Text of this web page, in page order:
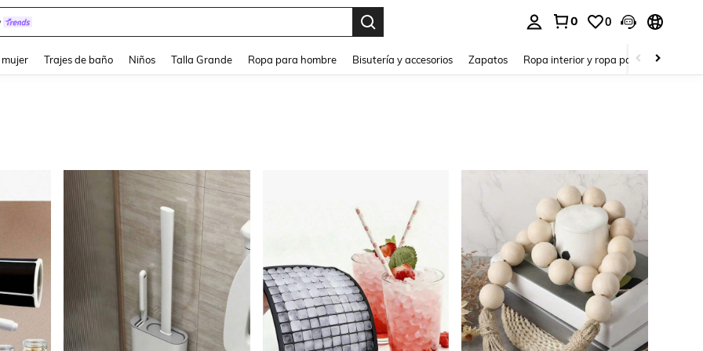
0 0
mujer Trajes de baño Niños Talla Grande Ropa para hombre Bisutería y accesorios Zapatos Ropa interior y ropa para dormir